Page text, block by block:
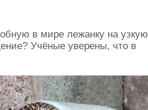
в мире лежанку на узкую
Учёные уверены, что в